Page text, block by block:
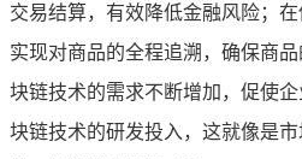
交易结算，有效降低金融风险；
实现对商品的全程追溯，确保商
块链技术的需求不断增加，促使
块链技术的研发投入，这就像是